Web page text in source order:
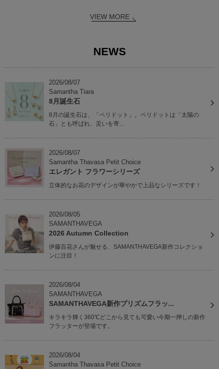
VIEW MORE
NEWS
2026/08/07
Samantha Tiara
8月誕生石
8月の誕生石は、「ペリドット」。ペリドットは「太陽の
石」とも呼ばれ、災いを寄...
2026/08/07
Samantha Thavasa Petit Choice
エレガント フラワーシリーズ
立体的なお花のデザインが華やかで上品なシリーズです！
2026/08/05
SAMANTHAVEGA
2026 Autumn Collection
伊藤百花さんが魅せる、SAMANTHAVEGA新作コレクショ
ンに注目！
2026/08/04
SAMANTHAVEGA
SAMANTHAVEGA新作プリズムフラッ...
キラキラ輝く360℃どこから見ても可愛い今期一押しの新作
フラッターが登場です。
2026/08/04
Samantha Thavasa Petit Choice